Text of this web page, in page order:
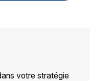
votre stratégie